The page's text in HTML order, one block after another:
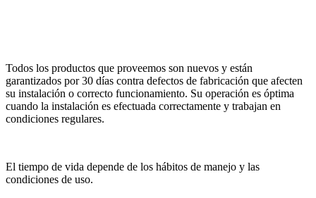
Todos los productos que proveemos son nuevos y están
garantizados por 30 días contra defectos de fabricación que afecten
su instalación o correcto funcionamiento. Su operación es óptima
cuando la instalación es efectuada correctamente y trabajan en
condiciones regulares.
El tiempo de vida depende de los hábitos de manejo y las
condiciones de uso.